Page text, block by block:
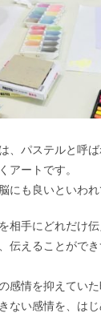
、パステルと呼
アートです。
にも良いといわれ
相手にどれだけ
伝えることがで
感情を抑えてい
ない感情を、は